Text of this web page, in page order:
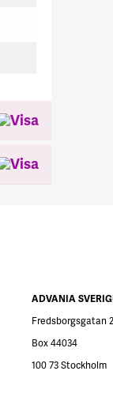
ADVANIA
Fredsborgsgatan
Box 44034
100 73 Stockholm